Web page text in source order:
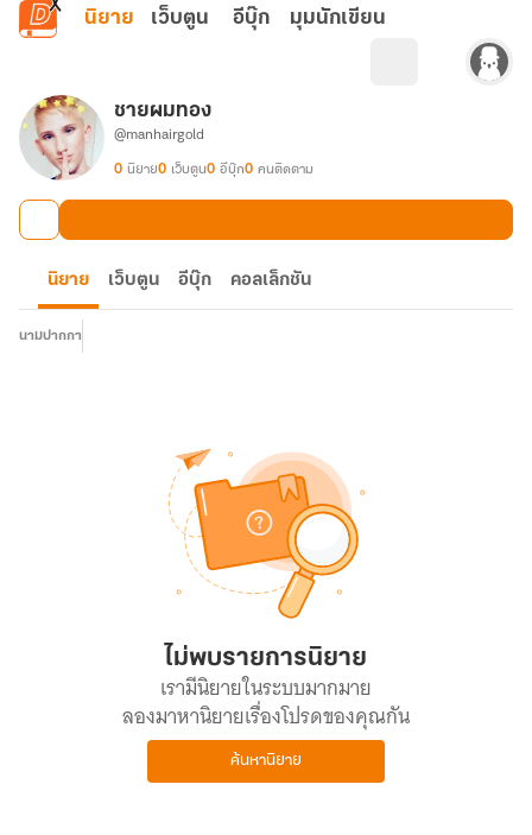
ข้ามไปยังเนื้อหาหลัก
นิยาย เว็บตูน อีบุ๊ก มุมนักเขียน
ชายผมทอง
@manhairgold
0 นิยาย0 เว็บตูน0 อีบุ๊ก0 คนติดตาม
นิยาย เว็บตูน อีบุ๊ก คอลเล็กชัน
นามปากกา
ไม่พบรายการนิยาย
เรามีนิยายในระบบมากมาย
ลองมาหานิยายเรื่องโปรดของคุณกัน
ค้นหานิยาย